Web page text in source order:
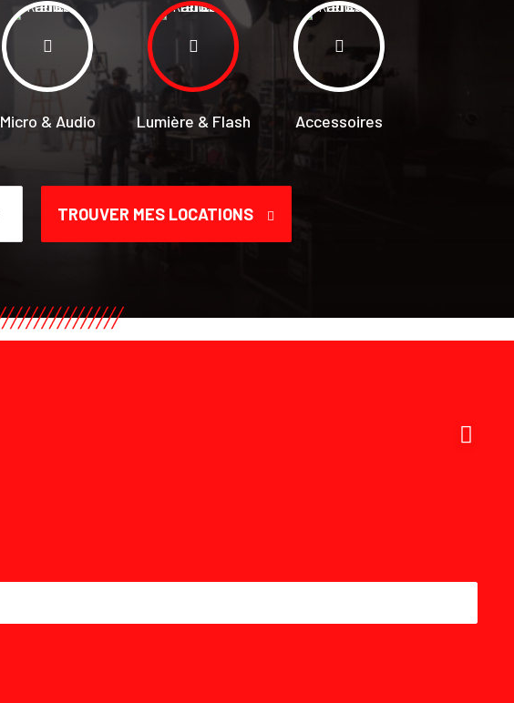
Micro & Audio Lumière & Flash Accessoires
TROUVER MES LOCATIONS